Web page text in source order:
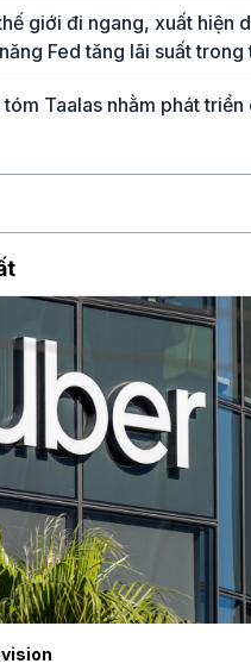
giới đi ngang, xuất hiện
Fed tăng lãi suất trong
tóm Taalas nhằm phát